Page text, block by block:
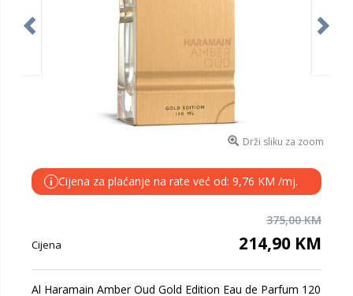
Drži sliku za zoom
i Cijena za plaćanje na rate već od: 9,76 KM /mj.
375,00 KM
Cijena 214,90 KM
Al Haramain Amber Oud Gold Edition Eau de Parfum 120